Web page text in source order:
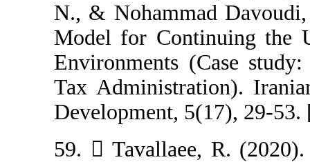
N., &
Model for
Environments
Tax
Development,
59. 